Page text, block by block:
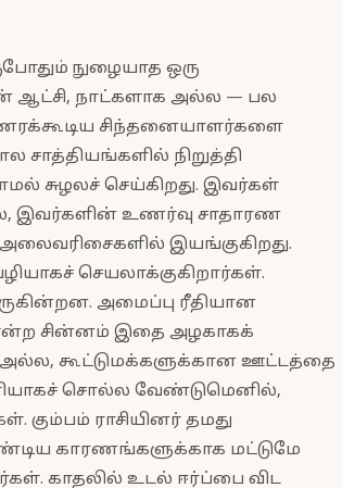
நுழையாத ஒரு
ஆட்சி, நாட்களாக அல்ல — பல
சிந்தனையாளர்களை
சாத்தியங்களில் நிறுத்தி
சுழலச் செய்கிறது. இவர்கள்
இவர்களின் உணர்வு சாதாரண
இயங்குகிறது.
செயலாக்குகிறார்கள்.
அமைப்பு ரீதியான
சின்னம் இதை அழகாகக்
கூட்டுமக்களுக்கான ஊட்டத்தை
சொல்ல வேண்டுமெனில்,
ராசியினர் தமது
காரணங்களுக்காக மட்டுமே
காதலில் உடல் ஈர்ப்பை விட